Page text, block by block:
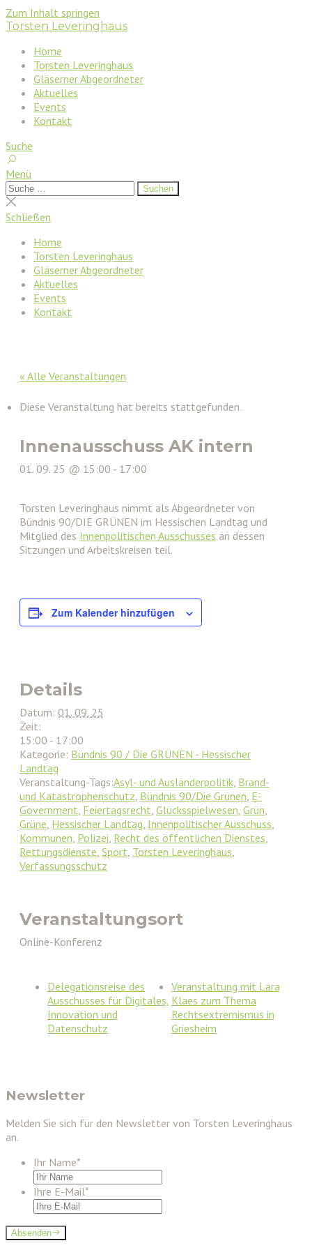
Zum Inhalt springen
Torsten Leveringhaus
Home
Torsten Leveringhaus
Gläserner Abgeordneter
Aktuelles
Events
Kontakt
Suche
Menü
Suchen
nach:
Suchen
Suche
schließen
Schließen
Home
Torsten Leveringhaus
Gläserner Abgeordneter
Aktuelles
Events
Kontakt
« Alle Veranstaltungen
Diese Veranstaltung hat bereits stattgefunden.
Innenausschuss AK intern
01. 09. 25 @ 15:00 - 17:00
Torsten Leveringhaus nimmt als Abgeordneter von
Bündnis 90/DIE GRÜNEN im Hessischen Landtag und
Mitglied des Innenpolitischen Ausschusses an dessen
Sitzungen und Arbeitskreisen teil.
Zum Kalender hinzufügen
Details
Datum: 01. 09. 25
Zeit:
15:00 - 17:00
Kategorie: Bündnis 90 / Die GRÜNEN - Hessischer
Landtag
Veranstaltung-Tags:Asyl- und Ausländerpolitik Brand-
und Katastrophenschutz Bündnis 90/Die Grünen E-
Government Feiertagsrecht Glücksspielwesen Grün
Grüne Hessischer Landtag Innenpolitischer Ausschuss
Kommunen Polizei Recht des öffentlichen Dienstes
Rettungsdienste Sport Torsten Leveringhaus
Verfassungsschutz
Veranstaltungsort
Online-Konferenz
Delegationsreise des
Ausschusses für Digitales,
Innovation und
Datenschutz
Veranstaltung mit Lara
Klaes zum Thema
Rechtsextremismus in
Griesheim
Newsletter
Melden Sie sich für den Newsletter von Torsten Leveringhaus
an.
Ihr Name*
Ihre E-Mail*
Absenden